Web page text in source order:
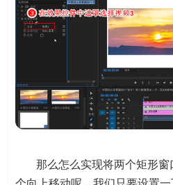
那么怎么实现将两个矩形窗